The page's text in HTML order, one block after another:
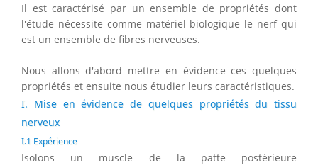
Il est caractérisé par un ensemble de propriétés dont
l'étude nécessite comme matériel biologique le nerf qui
est un ensemble de fibres nerveuses.
Nous allons d'abord mettre en évidence ces quelques
propriétés et ensuite nous étudier leurs caractéristiques.
I. Mise en évidence de quelques propriétés du tissu
nerveux
I.1 Expérience
Isolons un muscle de la patte postérieure